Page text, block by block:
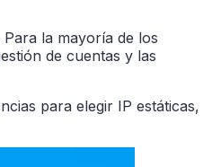
la mayoría de los
de cuentas y las
para elegir IP estáticas,